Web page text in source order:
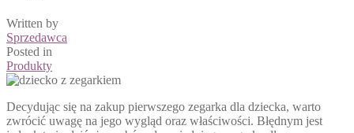
Written by
Sprzedawca
Posted in
Produkty
Decydując się na zakup pierwszego zegarka dla dziecka, warto
zwrócić uwagę na jego wygląd oraz właściwości. Błędnym jest